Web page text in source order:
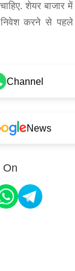
शेयर बाजार
करने से पहले
Channel
News
On